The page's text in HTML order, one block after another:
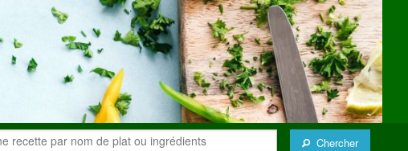
Chercher